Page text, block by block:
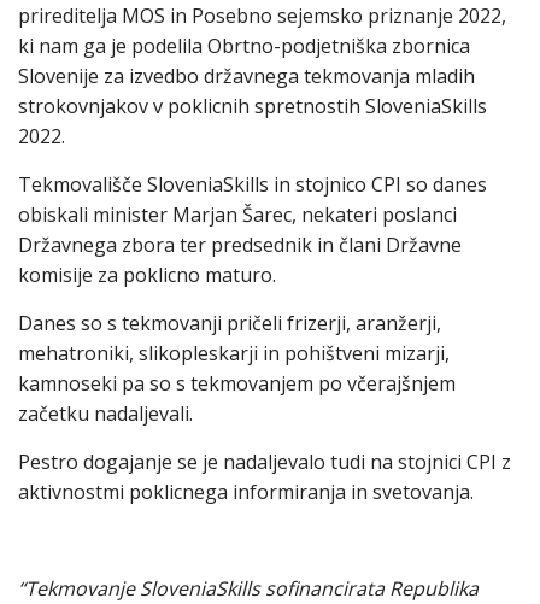
prireditelja MOS in Posebno sejemsko priznanje 2022,
ki nam ga je podelila Obrtno-podjetniška zbornica
Slovenije za izvedbo državnega tekmovanja mladih
strokovnjakov v poklicnih spretnostih SloveniaSkills
2022.
Tekmovališče SloveniaSkills in stojnico CPI so danes
obiskali minister Marjan Šarec, nekateri poslanci
Državnega zbora ter predsednik in člani Državne
komisije za poklicno maturo.
Danes so s tekmovanji pričeli frizerji, aranžerji,
mehatroniki, slikopleskarji in pohištveni mizarji,
kamnoseki pa so s tekmovanjem po včerajšnjem
začetku nadaljevali.
Pestro dogajanje se je nadaljevalo tudi na stojnici CPI z
aktivnostmi poklicnega informiranja in svetovanja.
“Tekmovanje SloveniaSkills sofinancirata Republika